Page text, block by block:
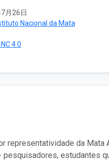
月26日
Nacional da Mata
4.0
representatividade da Mata
estudantes